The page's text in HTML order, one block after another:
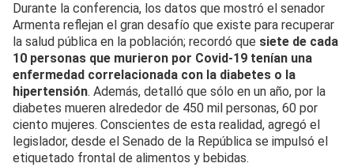
Durante la conferencia, los datos que mostró el senador
Armenta reflejan el gran desafío que existe para recuperar
la salud pública en la población; recordó que siete de cada
10 personas que murieron por Covid-19 tenían una
enfermedad correlacionada con la diabetes o la
hipertensión. Además, detalló que sólo en un año, por la
diabetes mueren alrededor de 450 mil personas, 60 por
ciento mujeres. Conscientes de esta realidad, agregó el
legislador, desde el Senado de la República se impulsó el
etiquetado frontal de alimentos y bebidas.